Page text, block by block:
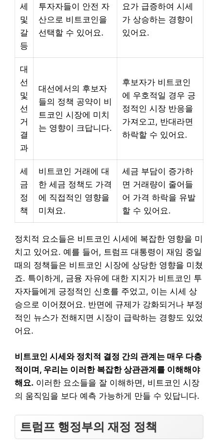
세
및
갈
등
투자자들이 안전 자
산으로 비트코인을
선택할 수 있어요.
요가 급증하여 시세
가 상승하는 경향이
있어요.
대
선
및
선
거
결
과
대선에서의 후보자
들의 정책 공약이 비
트코인 시장에 미치
는 영향이 크답니다.
후보자가 비트코인
에 우호적일 경우 긍
정적인 시장 반응을
가져오고, 반대라면
하락할 수 있어요.
세
금
정
책
비트코인 거래에 대
한 세금 정책도 가격
에 직접적인 영향을
미쳐요.
세금 부담이 증가하
면 거래량이 줄어들
어 가격 하락을 유발
할 수 있어요.
정치적 요소들은 비트코인 시세에 복잡한 영향을 미
치고 있어요. 예를 들어, 트럼프 대통령이 재임 중일
때의 정책들은 비트코인 시장에 상당한 영향을 미쳤
죠. 특이하게, 금융 자유에 대한 지지가 비트코인 투
자자들에게 긍정적인 신호를 주었고, 이는 시세 상
승으로 이어졌어요. 반면에 규제가 강화되거나 부정
적인 뉴스가 전해지면 시장이 급락하는 경향도 있었
어요.
비트코인 시세와 정치적 결정 간의 관계는 매우 다층
적이며, 우리는 이러한 복잡한 상관관계를 이해해야
해요. 이러한 요소들을 잘 이해하면, 비트코인 시장
의 움직임을 보다 예측 가능하게 만들 수 있답니다.
트럼프 행정부의 재정 정책